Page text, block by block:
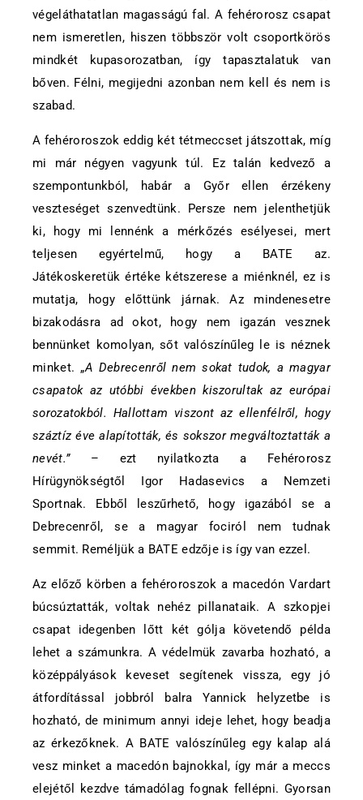
végeláthatatlan magasságú fal. A fehérorosz csapat
nem ismeretlen, hiszen többször volt csoportkörös
mindkét kupasorozatban, így tapasztalatuk van
bőven. Félni, megijedni azonban nem kell és nem is
szabad.
A fehéroroszok eddig két tétmeccset játszottak, míg
mi már négyen vagyunk túl. Ez talán kedvező a
szempontunkból, habár a Győr ellen érzékeny
veszteséget szenvedtünk. Persze nem jelenthetjük
ki, hogy mi lennénk a mérkőzés esélyesei, mert
teljesen egyértelmű, hogy a BATE az.
Játékoskeretük értéke kétszerese a miénknél, ez is
mutatja, hogy előttünk járnak. Az mindenesetre
bizakodásra ad okot, hogy nem igazán vesznek
bennünket komolyan, sőt valószínűleg le is néznek
minket. „A Debrecenről nem sokat tudok, a magyar
csapatok az utóbbi években kiszorultak az európai
sorozatokból. Hallottam viszont az ellenfélről, hogy
száztíz éve alapították, és sokszor megváltoztatták a
nevét.”– ezt nyilatkozta a Fehérorosz
Hírügynökségtől Igor Hadasevics a Nemzeti
Sportnak. Ebből leszűrhető, hogy igazából se a
Debrecenről, se a magyar fociról nem tudnak
semmit. Reméljük a BATE edzője is így van ezzel.
Az előző körben a fehéroroszok a macedón Vardart
búcsúztatták, voltak nehéz pillanataik. A szkopjei
csapat idegenben lőtt két gólja követendő példa
lehet a számunkra. A védelmük zavarba hozható, a
középpályások keveset segítenek vissza, egy jó
átfordítással jobbról balra Yannick helyzetbe is
hozható, de minimum annyi ideje lehet, hogy beadja
az érkezőknek. A BATE valószínűleg egy kalap alá
vesz minket a macedón bajnokkal, így már a meccs
elejétől kezdve támadólag fognak fellépni. Gyorsan